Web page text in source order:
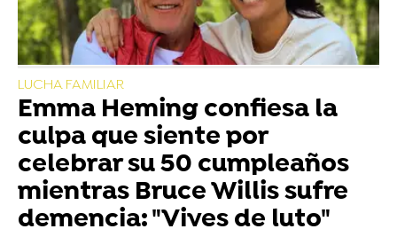
LUCHA FAMILIAR
Emma Heming confiesa la
culpa que siente por
celebrar su 50 cumpleaños
mientras Bruce Willis sufre
demencia: "Vives de luto"